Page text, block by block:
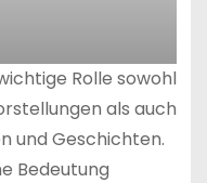
Rolle sowohl
als auch
und Geschichten.
Bedeutung